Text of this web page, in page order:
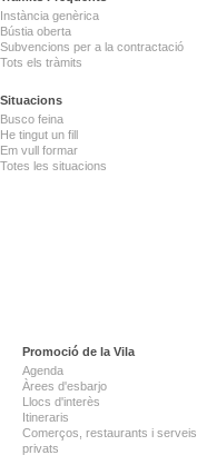
Instància genèrica
Bústia oberta
Subvencions per a la contractació
Tots els tràmits
Situacions
Busco feina
He tingut un fill
Em vull formar
Totes les situacions
Promoció de la Vila
Agenda
Àrees d'esbarjo
Llocs d'interès
Itineraris
Comerços, restaurants i serveis
privats